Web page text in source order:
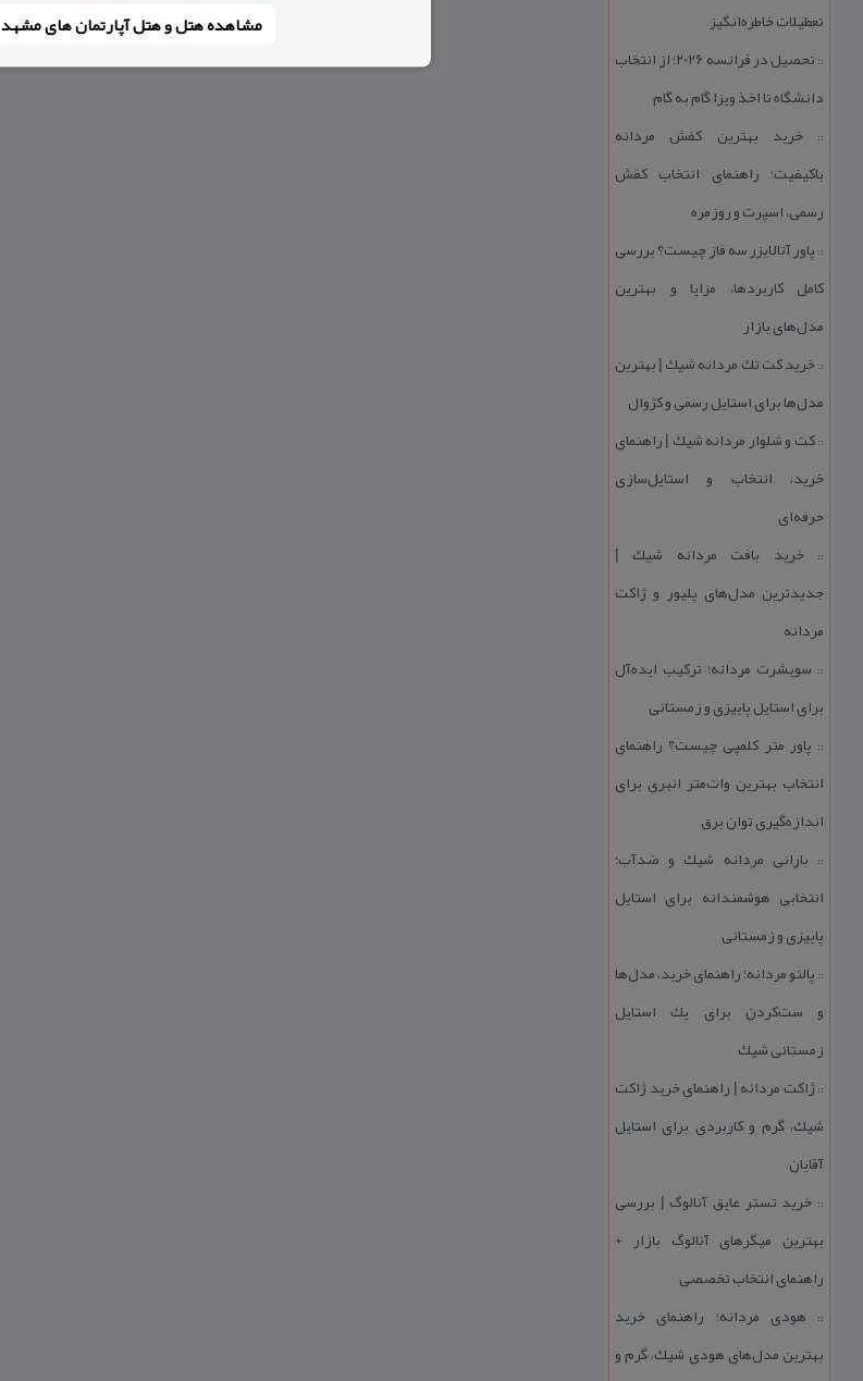
مشاهده هتل و هتل‌ آپارتمان های مشهد
تعطیلات خاطره‌انگیز
::
تحصیل در فرانسه 2026؛ از انتخاب
دانشگاه تا اخذ ویزا گام به گام
::خرید بهترین كفش مردانه
باكیفیت؛ راهنمای انتخاب كفش
رسمی، اسپرت و روزمره
:: پاور آنالایزر سه فاز چیست؟ بررسی
كامل كاربردها، مزایا و بهترین
مدل‌های بازار
::خرید كت تك مردانه شیك | بهترین
مدل‌ها برای استایل رسمی و كژوال
::كت و شلوار مردانه شیك | راهنمای
خرید، انتخاب و استایل‌سازی
حرفه‌ای
::خرید بافت مردانه شیك |
جدیدترین مدل‌های پلیور و ژاكت
مردانه
:: سویشرت مردانه؛ تركیب ایده‌آل
برای استایل پاییزی و زمستانی
:: پاور متر كلمپی چیست؟ راهنمای
انتخاب بهترین وات‌متر انبری برای
اندازه‌گیری توان برق
:: بارانی مردانه شیك و ضدآب؛
انتخابی هوشمندانه برای استایل
پاییزی و زمستانی
:: پالتو مردانه؛ راهنمای خرید، مدل‌ها
و ست‌كردن برای یك استایل
زمستانی شیك
::ژاكت مردانه | راهنمای خرید ژاكت
شیك، گرم و كاربردی برای استایل
آقایان
:: خرید تستر عایق آنالوگ | بررسی
بهترین میگرهای آنالوگ بازار +
راهنمای انتخاب تخصصی
:: هودی مردانه؛ راهنمای خرید
بهترین مدل‌های هودی شیك، گرم و